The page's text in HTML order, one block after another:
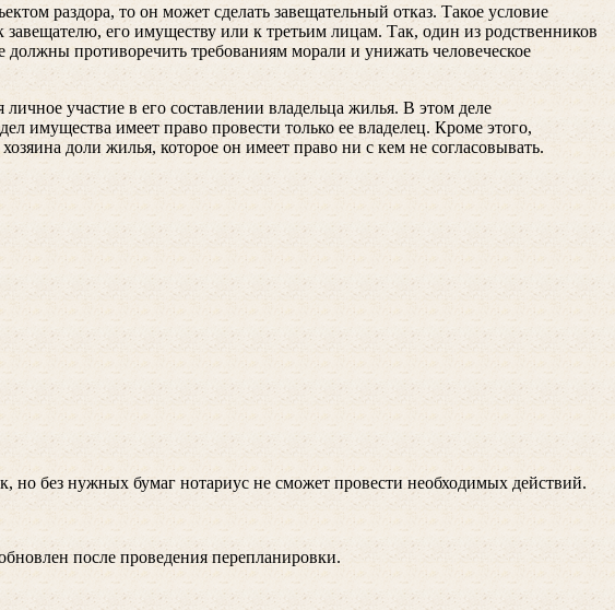
раздора, то он может сделать завещательный отказ. Такое условие
его имуществу или к третьим лицам. Так, один из родственников
противоречить требованиям морали и унижать человеческое
участие в его составлении владельца жилья. В этом деле
имущества имеет право провести только ее владелец. Кроме этого,
доли жилья, которое он имеет право ни с кем не согласовывать.
но без нужных бумаг нотариус не сможет провести необходимых действий.
после проведения перепланировки.